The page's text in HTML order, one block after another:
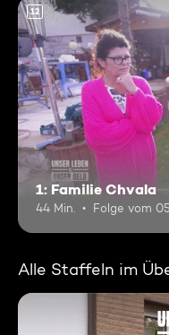
12
1: Familie Chvala
44 Min. Folge vom
Alle Staffeln im